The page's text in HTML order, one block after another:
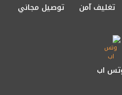
تغليف آمن توصيل مجاني
اب